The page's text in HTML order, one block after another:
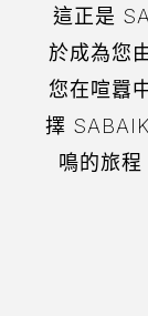
這正是
於成為您
您在喧囂
擇
鳴的旅程